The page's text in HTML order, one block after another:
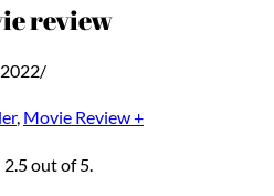
review
, Movie Review +
2.5 out of 5.